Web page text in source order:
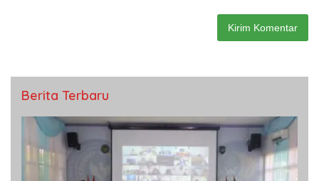
Berita Terbaru